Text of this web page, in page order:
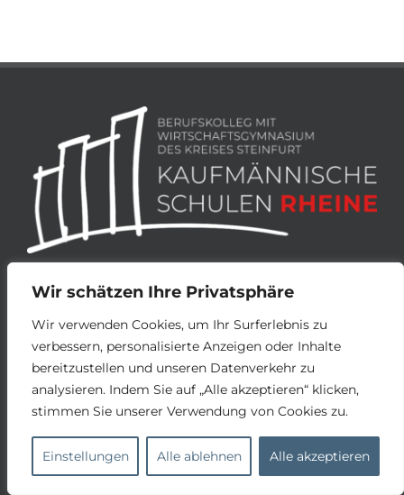
Wir schätzen Ihre Privatsphäre
Wir verwenden Cookies, um Ihr Surferlebnis zu
verbessern, personalisierte Anzeigen oder Inhalte
bereitzustellen und unseren Datenverkehr zu
analysieren. Indem Sie auf „Alle akzeptieren“ klicken,
stimmen Sie unserer Verwendung von Cookies zu.
Einstellungen Alle ablehnen Alle akzeptieren
Berufsfachschule I (Handelsschule)
Berufsfachschule II (Handelsschule)
Höhere Handelsschule
Wirtschaftsgymnasium
Wirtschaftsgymnasium +
Fachschule für Wirtschaft – Steuern